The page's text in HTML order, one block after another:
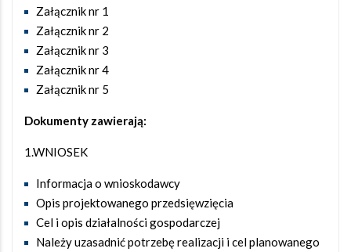
Załącznik nr 1
Załącznik nr 2
Załącznik nr 3
Załącznik nr 4
Załącznik nr 5
Dokumenty zawierają:
1.WNIOSEK
Informacja o wnioskodawcy
Opis projektowanego przedsięwzięcia
Cel i opis działalności gospodarczej
Należy uzasadnić potrzebę realizacji i cel planowanego